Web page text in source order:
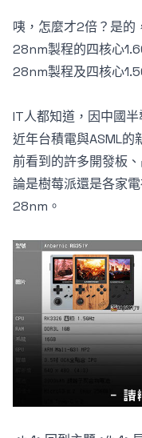
咦，怎麼才2倍？是的
28nm製程的四核心
28nm製程及四核心
IT人都知道，因中國
近年台積電與ASML的
前看到的許多開發板
論是樹莓派還是各家
28nm。